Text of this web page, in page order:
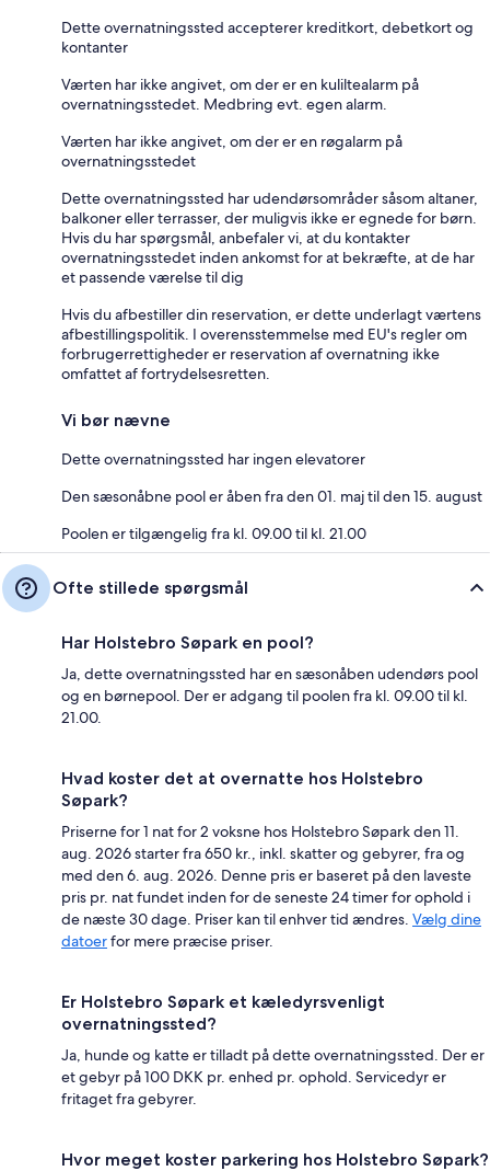
Dette overnatningssted accepterer kreditkort, debetkort og
kontanter
Værten har ikke angivet, om der er en kuliltealarm på
overnatningsstedet. Medbring evt. egen alarm.
Værten har ikke angivet, om der er en røgalarm på
overnatningsstedet
Dette overnatningssted har udendørsområder såsom altaner,
balkoner eller terrasser, der muligvis ikke er egnede for børn.
Hvis du har spørgsmål, anbefaler vi, at du kontakter
overnatningsstedet inden ankomst for at bekræfte, at de har
et passende værelse til dig
Hvis du afbestiller din reservation, er dette underlagt værtens
afbestillingspolitik. I overensstemmelse med EU's regler om
forbrugerrettigheder er reservation af overnatning ikke
omfattet af fortrydelsesretten.
Vi bør nævne
Dette overnatningssted har ingen elevatorer
Den sæsonåbne pool er åben fra den 01. maj til den 15. august
Poolen er tilgængelig fra kl. 09.00 til kl. 21.00
Ofte stillede spørgsmål
Har Holstebro Søpark en pool?
Ja, dette overnatningssted har en sæsonåben udendørs pool
og en børnepool. Der er adgang til poolen fra kl. 09.00 til kl.
21.00.
Hvad koster det at overnatte hos Holstebro
Søpark?
Priserne for 1 nat for 2 voksne hos Holstebro Søpark den 11.
aug. 2026 starter fra 650 kr., inkl. skatter og gebyrer, fra og
med den 6. aug. 2026. Denne pris er baseret på den laveste
pris pr. nat fundet inden for de seneste 24 timer for ophold i
de næste 30 dage. Priser kan til enhver tid ændres. Vælg dine
datoerfor mere præcise priser.
Er Holstebro Søpark et kæledyrsvenligt
overnatningssted?
Ja, hunde og katte er tilladt på dette overnatningssted. Der er
et gebyr på 100 DKK pr. enhed pr. ophold. Servicedyr er
fritaget fra gebyrer.
Hvor meget koster parkering hos Holstebro Søpark?